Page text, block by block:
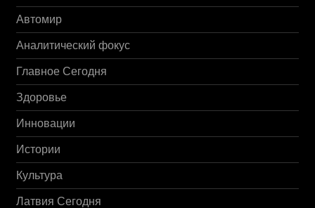
Автомир
Аналитический фокус
Главное Сегодня
Здоровье
Инновации
Истории
Культура
Латвия Сегодня